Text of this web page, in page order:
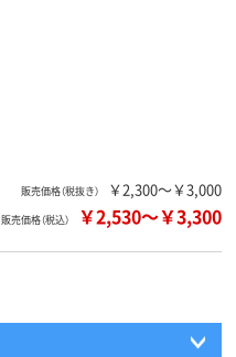
販売価格（税抜き） ￥2,300～￥3,000
販売価格（税込） ￥2,530～￥3,300